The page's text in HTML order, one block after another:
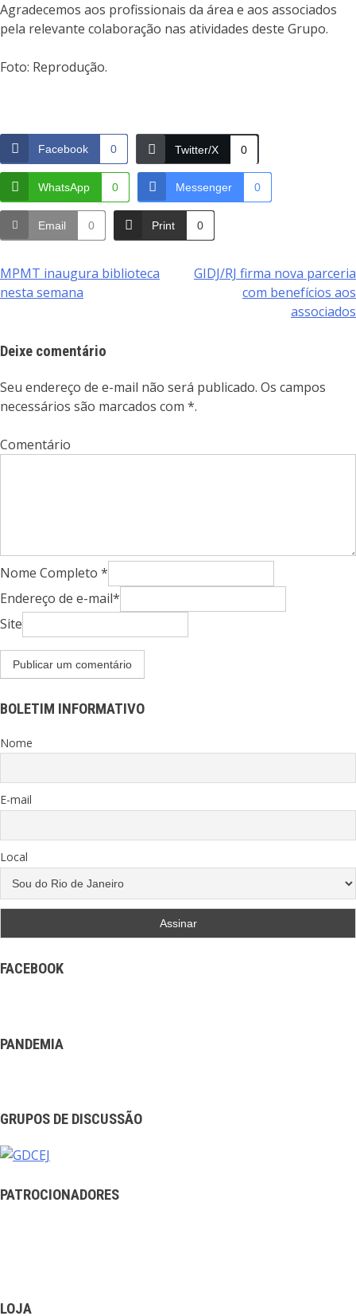
Agradecemos aos profissionais da área e aos associados
pela relevante colaboração nas atividades deste Grupo.
Foto: Reprodução.
Facebook 0 Twitter/X 0
WhatsApp 0 Messenger 0
Email 0 Print 0
Navegação
de
MPMT inaugura biblioteca
nesta semana
GIDJ/RJ firma nova parceria
com benefícios aos
associados
Deixe comentário
Seu endereço de e-mail não será publicado. Os campos
necessários são marcados com *.
Comentário
Nome Completo *
Endereço de e-mail*
Site
BOLETIM INFORMATIVO
Nome
E-mail
Local
FACEBOOK
PANDEMIA
GRUPOS DE DISCUSSÃO
PATROCIONADORES
LOJA